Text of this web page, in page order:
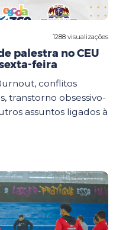
1288 visualizações
palestra no CEU
feira
conflitos
transtorno obsessivo-
assuntos ligados à